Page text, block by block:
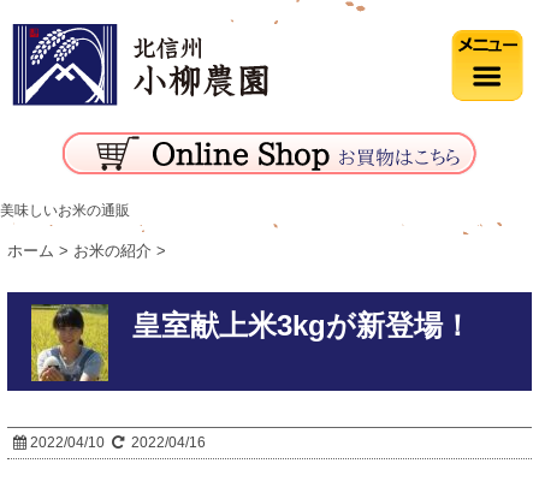
美味しいお米の通販
ホーム > お米の紹介 >
皇室献上米3kgが新登場！
2022/04/10 2022/04/16